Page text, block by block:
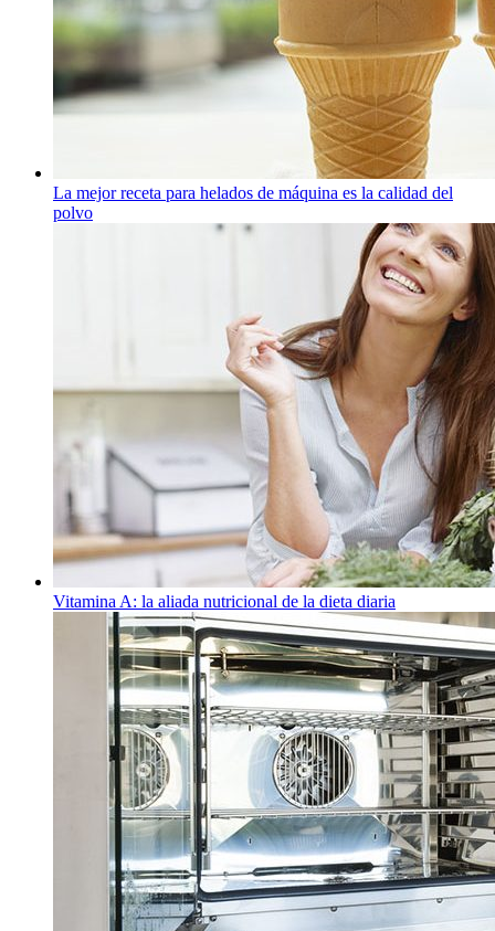
La mejor receta para helados de máquina es la calidad del
polvo
Vitamina A: la aliada nutricional de la dieta diaria